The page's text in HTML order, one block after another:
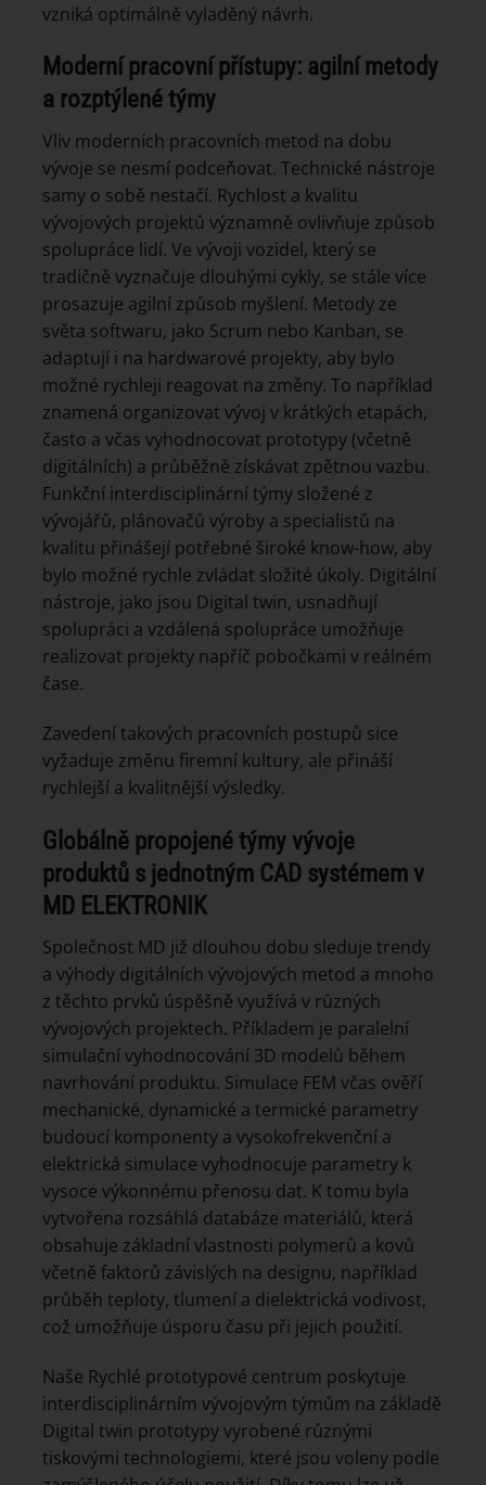
vzniká optimálně vyladěný návrh.
Moderní pracovní přístupy: agilní metody
a rozptýlené týmy
Vliv moderních pracovních metod na dobu
vývoje se nesmí podceňovat. Technické nástroje
samy o sobě nestačí. Rychlost a kvalitu
vývojových projektů významně ovlivňuje způsob
spolupráce lidí. Ve vývoji vozidel, který se
tradičně vyznačuje dlouhými cykly, se stále více
prosazuje agilní způsob myšlení. Metody ze
světa softwaru, jako Scrum nebo Kanban, se
adaptují i na hardwarové projekty, aby bylo
možné rychleji reagovat na změny. To například
znamená organizovat vývoj v krátkých etapách,
často a včas vyhodnocovat prototypy (včetně
digitálních) a průběžně získávat zpětnou vazbu.
Funkční interdisciplinární týmy složené z
vývojářů, plánovačů výroby a specialistů na
kvalitu přinášejí potřebné široké know-how, aby
bylo možné rychle zvládat složité úkoly. Digitální
nástroje, jako jsou Digital twin, usnadňují
spolupráci a vzdálená spolupráce umožňuje
realizovat projekty napříč pobočkami v reálném
čase.
Zavedení takových pracovních postupů sice
vyžaduje změnu firemní kultury, ale přináší
rychlejší a kvalitnější výsledky.
Globálně propojené týmy vývoje
produktů s jednotným CAD systémem v
MD ELEKTRONIK
Společnost MD již dlouhou dobu sleduje trendy
a výhody digitálních vývojových metod a mnoho
z těchto prvků úspěšně využívá v různých
vývojových projektech. Příkladem je paralelní
simulační vyhodnocování 3D modelů během
navrhování produktu. Simulace FEM včas ověří
mechanické, dynamické a termické parametry
budoucí komponenty a vysokofrekvenční a
elektrická simulace vyhodnocuje parametry k
vysoce výkonnému přenosu dat. K tomu byla
vytvořena rozsáhlá databáze materiálů, která
obsahuje základní vlastnosti polymerů a kovů
včetně faktorů závislých na designu, například
průběh teploty, tlumení a dielektrická vodivost,
což umožňuje úsporu času při jejich použití.
Naše Rychlé prototypové centrum poskytuje
interdisciplinárním vývojovým týmům na základě
Digital twin prototypy vyrobené různými
tiskovými technologiemi, které jsou voleny podle